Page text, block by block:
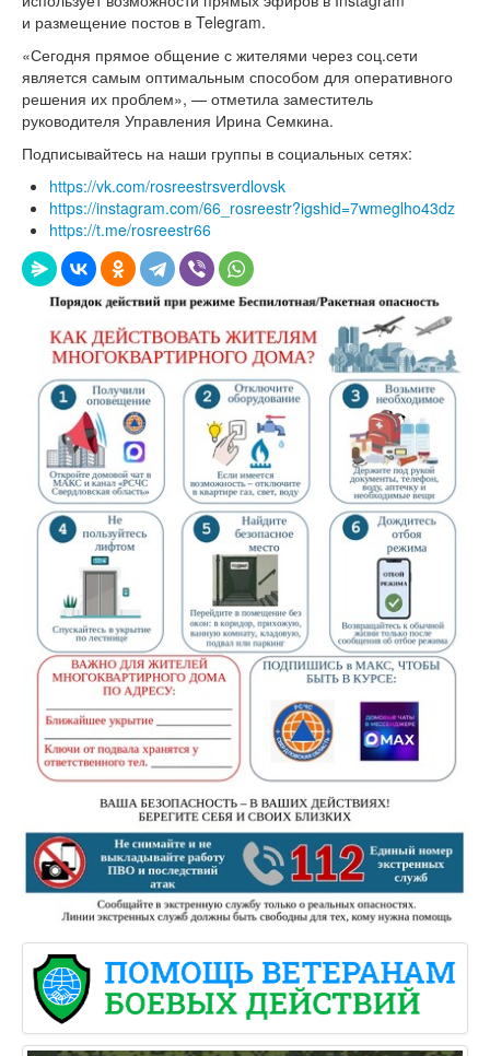
и размещение постов в Telegram.
«Сегодня прямое общение с жителями через соц.сети
является самым оптимальным способом для оперативного
решения их проблем», — отметила заместитель
руководителя Управления Ирина Семкина.
Подписывайтесь на наши группы в социальных сетях:
https://vk.com/rosreestrsverdlovsk
https://instagram.com/66_rosreestr?igshid=7wmeglho43dz
https://t.me/rosreestr66